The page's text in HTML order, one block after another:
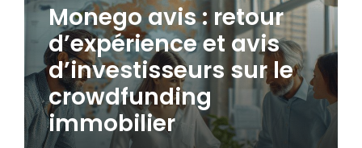
Monego avis : retour
d’expérience et avis
d’investisseurs sur le
crowdfunding
immobilier